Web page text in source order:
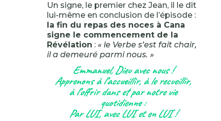
Un signe, le premier chez Jean, il le dit
lui-même en conclusion de l’épisode :
la fin du repas des noces à Cana
signe le commencement de la
Révélation : « le Verbe s’est fait chair,
il a demeuré parmi nous. »
Emmanuel, Dieu avec nous !
Apprenons à l’accueillir, à le recueillir,
à l’offrir dans et par notre vie
quotidienne :
Par LUI, avec LUI et en LUI !